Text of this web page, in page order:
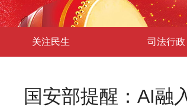
关注民生 司法行政
国安部提醒：AI融